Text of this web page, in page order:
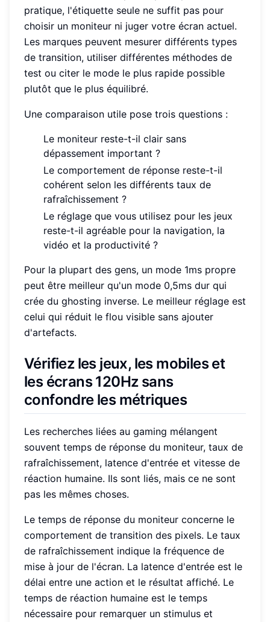
pratique, l'étiquette seule ne suffit pas pour
choisir un moniteur ni juger votre écran actuel.
Les marques peuvent mesurer différents types
de transition, utiliser différentes méthodes de
test ou citer le mode le plus rapide possible
plutôt que le plus équilibré.
Une comparaison utile pose trois questions :
Le moniteur reste-t-il clair sans
dépassement important ?
Le comportement de réponse reste-t-il
cohérent selon les différents taux de
rafraîchissement ?
Le réglage que vous utilisez pour les jeux
reste-t-il agréable pour la navigation, la
vidéo et la productivité ?
Pour la plupart des gens, un mode 1ms propre
peut être meilleur qu'un mode 0,5ms dur qui
crée du ghosting inverse. Le meilleur réglage est
celui qui réduit le flou visible sans ajouter
d'artefacts.
Vérifiez les jeux, les mobiles et
les écrans 120Hz sans
confondre les métriques
Les recherches liées au gaming mélangent
souvent temps de réponse du moniteur, taux de
rafraîchissement, latence d'entrée et vitesse de
réaction humaine. Ils sont liés, mais ce ne sont
pas les mêmes choses.
Le temps de réponse du moniteur concerne le
comportement de transition des pixels. Le taux
de rafraîchissement indique la fréquence de
mise à jour de l'écran. La latence d'entrée est le
délai entre une action et le résultat affiché. Le
temps de réaction humaine est le temps
nécessaire pour remarquer un stimulus et